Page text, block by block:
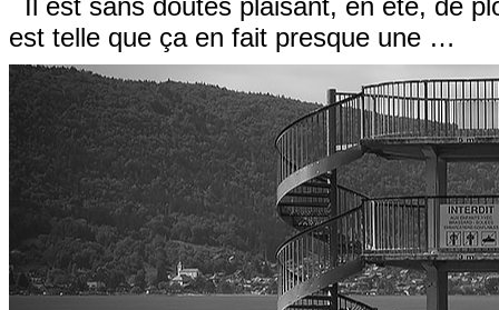
Il est sans doutes plaisant, en été, de
est telle que ça en fait presque une …